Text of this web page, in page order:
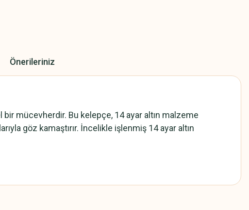
Önerileriniz
bir mücevherdir. Bu kelepçe, 14 ayar altın malzeme
göz kamaştırır. İncelikle işlenmiş 14 ayar altın